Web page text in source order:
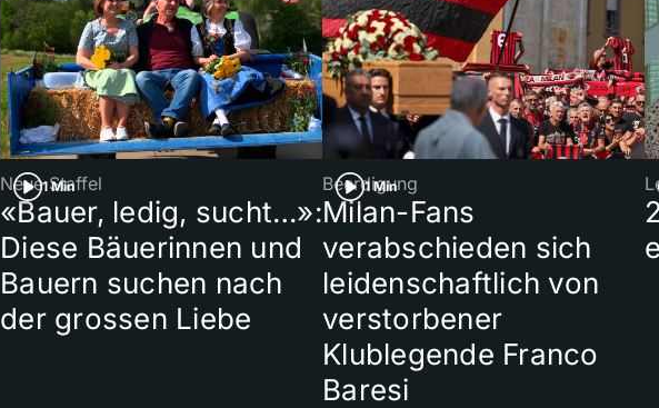
1 Min
Neue Staffel
«Bauer, ledig, sucht…»:
Diese Bäuerinnen und
Bauern suchen nach
der grossen Liebe
1 Min
Beerdigung
Milan-Fans
verabschieden sich
leidenschaftlich von
verstorbener
Klublegende Franco
Baresi